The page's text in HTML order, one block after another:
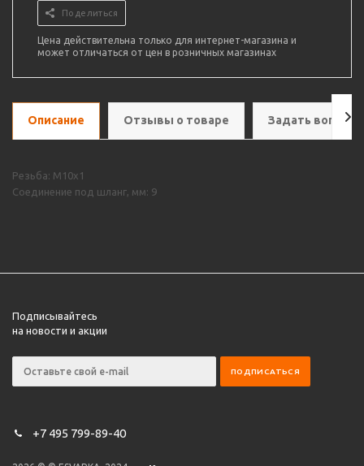
Поделиться
Цена действительна только для интернет-магазина и
может отличаться от цен в розничных магазинах
Описание Отзывы о товаре Задать вопрос
Резьба: М10x1
Соединение под шланг, мм: 9
Подписывайтесь
на новости и акции
+7 495 799-89-40